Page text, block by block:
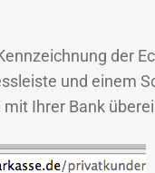
der
und einem
Ihrer Bank